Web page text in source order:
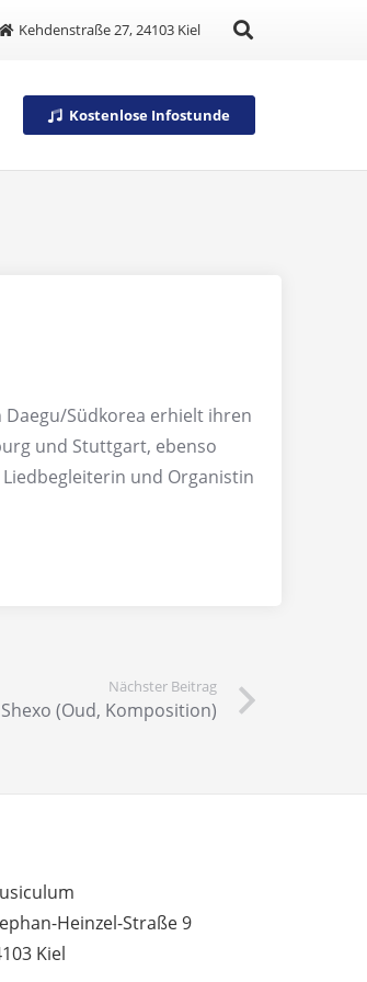
Kehdenstraße 27, 24103 Kiel
Kostenlose Infostunde
Daegu/Südkorea erhielt ihren
und Stuttgart, ebenso
und Organistin
Nächster Beitrag
(Oud, Komposition)
Heinzel-Straße 9
Kiel